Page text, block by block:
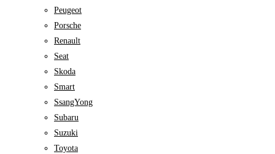
Peugeot
Porsche
Renault
Seat
Skoda
Smart
SsangYong
Subaru
Suzuki
Toyota